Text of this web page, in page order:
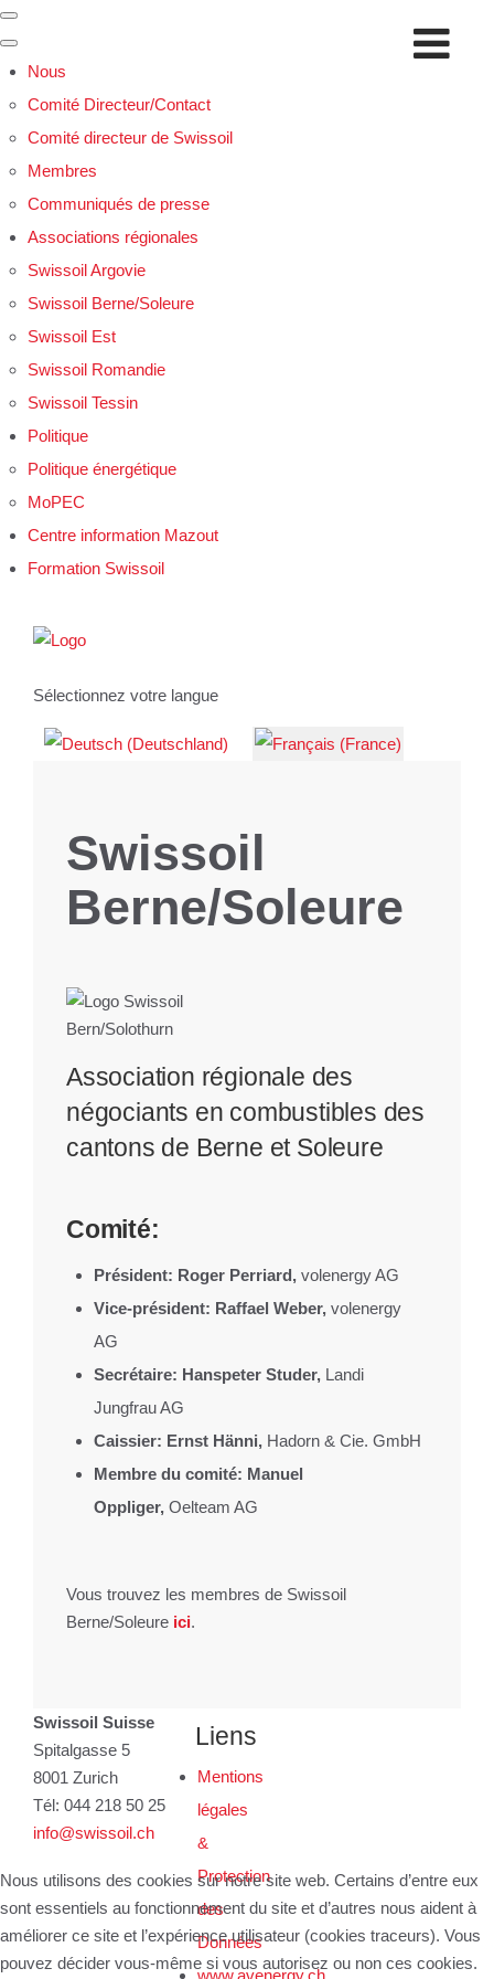
Nous
Comité Directeur/Contact
Comité directeur de Swissoil
Membres
Communiqués de presse
Associations régionales
Swissoil Argovie
Swissoil Berne/Soleure
Swissoil Est
Swissoil Romandie
Swissoil Tessin
Politique
Politique énergétique
MoPEC
Centre information Mazout
Formation Swissoil
Sélectionnez votre langue
Swissoil
Berne/Soleure
Association régionale des
négociants en combustibles des
cantons de Berne et Soleure
Comité:
Président: Roger Perriard, volenergy AG
Vice-président: Raffael Weber, volenergy
AG
Secrétaire: Hanspeter Studer, Landi
Jungfrau AG
Caissier: Ernst Hänni, Hadorn & Cie. GmbH
Membre du comité: Manuel
Oppliger, Oelteam AG
Vous trouvez les membres de Swissoil
Berne/Soleure ici.
Swissoil Suisse
Spitalgasse 5
8001 Zurich
Tél: 044 218 50 25
info@swissoil.ch
Liens
Mentions
légales
&
Protection
des
Données
www.avenergy.ch
Nous utilisons des cookies sur notre site web. Certains d’entre eux
sont essentiels au fonctionnement du site et d’autres nous aident à
améliorer ce site et l’expérience utilisateur (cookies traceurs). Vous
pouvez décider vous-même si vous autorisez ou non ces cookies.